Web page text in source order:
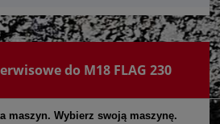
do M18 FLAG 230
maszyn. Wybierz swoją maszynę.